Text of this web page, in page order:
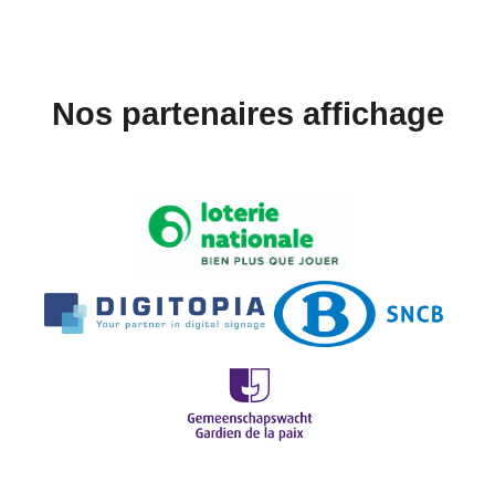
Nos partenaires affichage